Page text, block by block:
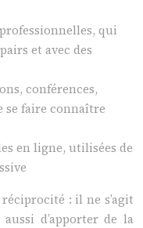
qui
et avec des
conférences,
faire connaître
en ligne, utilisées de
: il ne s’agit
d’apporter de la